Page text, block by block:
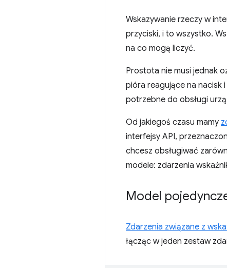
Wskazywanie rzeczy w
przyciski, i to wszystko.
na co mogą liczyć.
Prostota nie musi jednak
pióra reagujące na nacisk
potrzebne do obsługi
Od jakiegoś czasu mamy
interfejsy API,
chcesz obsługiwać
modele: zdarzenia
Model
Zdarzenia związane z
łącząc w jeden zestaw